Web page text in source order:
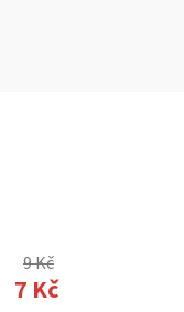
9 Kč
7 Kč